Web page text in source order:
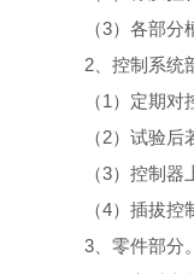
（3）各部分槽
2、控制系统部
（1）定期对控
（2）试验后若
（3）控制器上
（4）插拔控制
3、零件部分。